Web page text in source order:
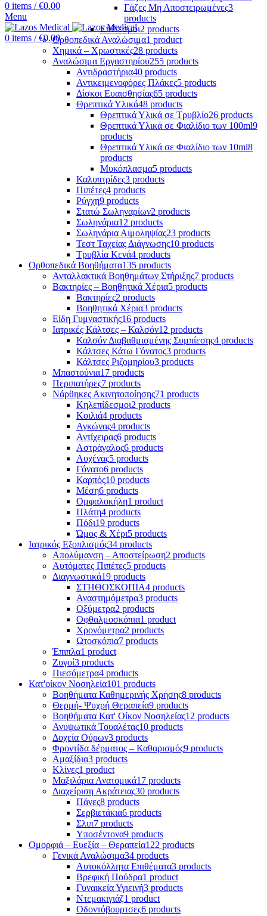
0 items / €0.00
Menu
0 items / €0.00
Γάζες Μη Αποστειρωμένες3
products
Επίδεσμοι2 products
Ορθοπεδικά Αναλώσιμα1 product
Χημικά – Χρωστικές28 products
Αναλώσιμα Εργαστηρίου255 products
Αντιδραστήρια40 products
Αντικειμενοφόρες Πλάκες5 products
Δίσκοι Ευαισθησίας65 products
Θρεπτικά Υλικά48 products
Θρεπτικά Υλικά σε Τρυβλίο26 products
Θρεπτικά Υλικά σε Φιαλίδιο των 100ml9
products
Θρεπτικά Υλικά σε Φιαλίδιο των 10ml8
products
Μυκόπλασμα5 products
Καλυπτρίδες3 products
Πιπέτες4 products
Ρύγχη9 products
Στατώ Σωληναρίων2 products
Σωληνάρια12 products
Σωληνάρια Αιμοληψίας23 products
Τεστ Ταχείας Διάγνωσης10 products
Τρυβλία Κενά4 products
Ορθοπεδικά Βοηθήματα135 products
Ανταλλακτικά Βοηθημάτων Στήριξης7 products
Βακτηρίες – Βοηθητικά Χέρια5 products
Βακτηρίες2 products
Βοηθητικά Χέρια3 products
Είδη Γυμναστικής16 products
Ιατρικές Κάλτσες – Καλσόν12 products
Καλσόν Διαβαθμισμένης Συμπίεσης4 products
Κάλτσες Κάτω Γόνατος3 products
Κάλτσες Ριζομηρίου3 products
Μπαστούνια17 products
Περιπατήρες7 products
Νάρθηκες Ακινητοποίησης71 products
Κηλεπίδεσμοι2 products
Κοιλιά4 products
Αγκώνας4 products
Αντίχειρας6 products
Αστράγαλος6 products
Αυχένας5 products
Γόνατο6 products
Καρπός10 products
Μέση6 products
Ομφαλοκήλη1 product
Πλάτη4 products
Πόδι19 products
Ώμος & Χέρι5 products
Ιατρικός Εξοπλισμός34 products
Απολύμανση – Αποστείρωση2 products
Αυτόματες Πιπέτες5 products
Διαγνωστικά19 products
ΣΤΗΘΟΣΚΟΠΙΑ4 products
Αναστημόμετρα3 products
Οξύμετρα2 products
Οφθαλμοσκόπια1 product
Χρονόμετρα2 products
Ωτοσκόπια7 products
Έπιπλα1 product
Ζυγοί3 products
Πιεσόμετρα4 products
Κατ'οίκον Νοσηλεία101 products
Βοηθήματα Καθημερινής Χρήσης8 products
Θερμή- Ψυχρή Θεραπεία9 products
Βοηθήματα Κατ' Οίκον Νοσηλείας12 products
Ανυψωτικά Τουαλέτας10 products
Δοχεία Ούρων3 products
Φροντίδα δέρματος – Καθαρισμός9 products
Αμαξίδια3 products
Κλίνες1 product
Μαξιλάρια Ανατομικά17 products
Διαχείριση Ακράτειας30 products
Πάνες8 products
Σερβιετάκια6 products
Σλιπ7 products
Υποσέντονα9 products
Ομορφιά – Ευεξία – Θεραπεία122 products
Γενικά Αναλώσιμα34 products
Αυτοκόλλητα Επιθέματα3 products
Βρεφική Πούδρα1 product
Γυναικεία Υγιεινή3 products
Ντεμακιγιάζ1 product
Οδοντόβουρτσες6 products